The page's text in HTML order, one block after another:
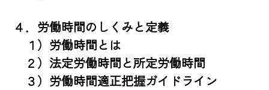
４．労働時間のしくみと定義
１）労働時間とは
２）法定労働時間と所定労働時間
３）労働時間適正把握ガイドライン